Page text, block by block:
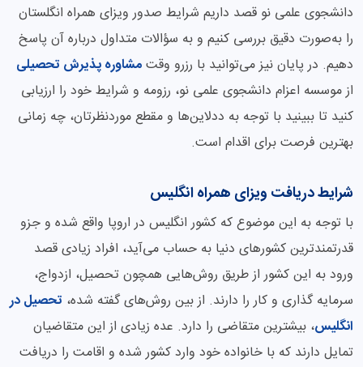
دانشجوی علمی نو قصد داریم شرایط صدور ویزای همراه انگلستان
را به‌صورت دقیق بررسی کنیم و به سؤالات متداول درباره آن پاسخ
دهیم. در پایان نیز می‌توانید با رزرو وقتمشاوره پذیرش تحصیلی
از موسسه اعزام دانشجوی علمی نو، رزومه و شرایط خود را ارزیابی
کنید تا ببینید با توجه به ددلاین‌ها و مقطع موردنظرتان، چه زمانی
بهترین فرصت برای اقدام است.
شرایط دریافت ویزای همراه انگلیس
با توجه به این موضوع که کشور انگلیس در اروپا واقع شده و جزو
قدرتمندترین کشورهای دنیا به حساب می‌آید، افراد زیادی قصد
ورود به این کشور از طریق روش‌هایی همچون تحصیل، ازدواج،
سرمایه گذاری و کار را دارند. از بین روش‌های گفته شده، تحصیل در
انگلیس، بیشترین متقاضی را دارد. عده زیادی از این متقاضیان
تمایل دارند که با خانواده خود وارد کشور شده و اقامت را دریافت